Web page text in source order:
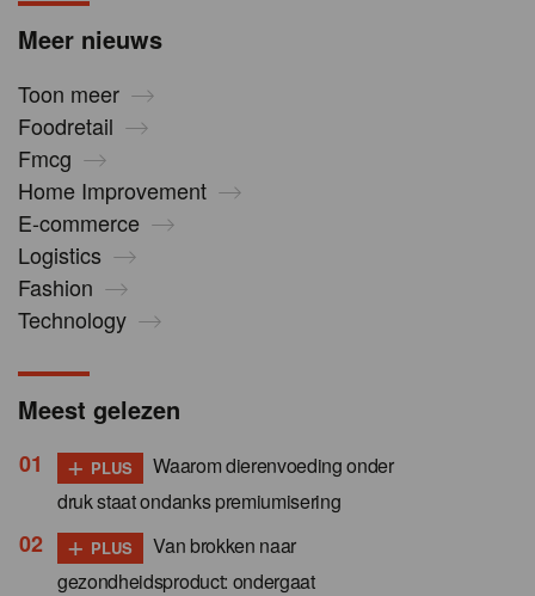
Meer nieuws
Toon meer
Foodretail
Fmcg
Home Improvement
E-commerce
Logistics
Fashion
Technology
Meest gelezen
+ PLUS
Waarom dierenvoeding onder
druk staat ondanks premiumisering
+ PLUS
Van brokken naar
gezondheidsproduct: ondergaat